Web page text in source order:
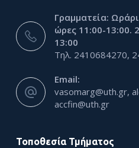
Γραμματεία:
ώρες 11:00-13:00.
13:00
Τηλ. 2410684270,
Email:
vasomarg@uth.gr,
accfin@uth.gr
Τοποθεσία Τμήματος